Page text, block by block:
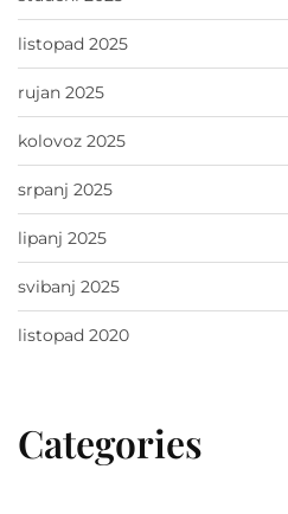
listopad 2025
rujan 2025
kolovoz 2025
srpanj 2025
lipanj 2025
svibanj 2025
listopad 2020
Categories